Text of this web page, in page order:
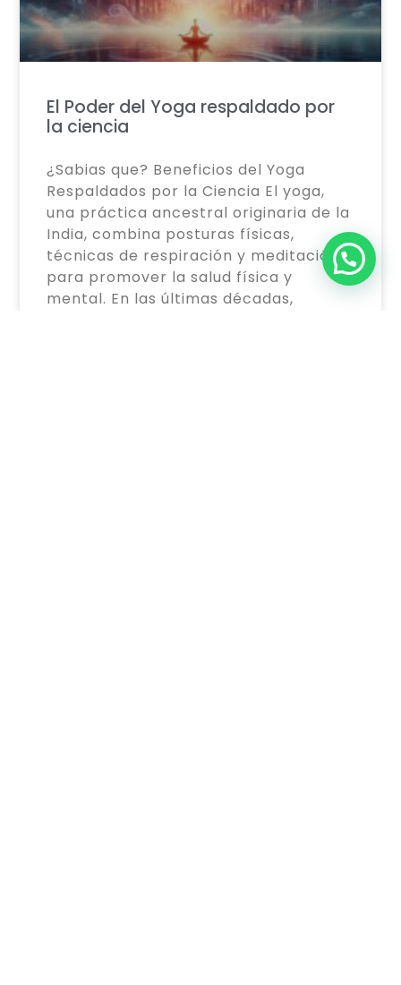
El Poder del Yoga respaldado por
la ciencia
¿Sabias que? Beneficios del Yoga
Respaldados por la Ciencia El yoga,
una práctica ancestral originaria de la
India, combina posturas físicas,
técnicas de respiración y meditación
para promover la salud física y
mental. En las últimas décadas,